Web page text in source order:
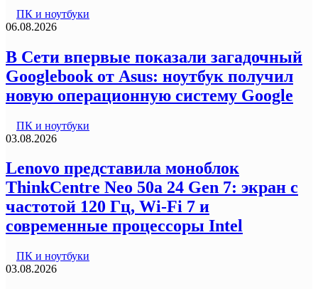
ПК и ноутбуки
06.08.2026
В Сети впервые показали загадочный
Googlebook от Asus: ноутбук получил
новую операционную систему Google
ПК и ноутбуки
03.08.2026
Lenovo представила моноблок
ThinkCentre Neo 50a 24 Gen 7: экран с
частотой 120 Гц, Wi-Fi 7 и
современные процессоры Intel
ПК и ноутбуки
03.08.2026